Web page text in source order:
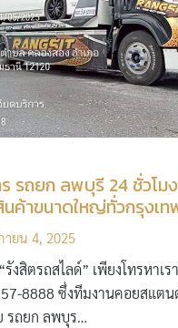
รถยก ลพบุรี 24 ชั่วโม
ค้าขนาดใหญ่ทั่วกรุงเท
ยน 4, 2025
รังสิตรถสไลด์” เพียงโทรหาเร
8888 ซึ่งทีมงานคอยสแต
รถยก ลพบุร…